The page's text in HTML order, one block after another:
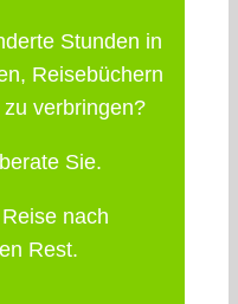
Stunden in
Reisebüchern
verbringen?
Sie.
nach
Rest.